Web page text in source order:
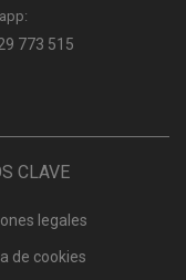
773 515
CLAVE
legales
de cookies